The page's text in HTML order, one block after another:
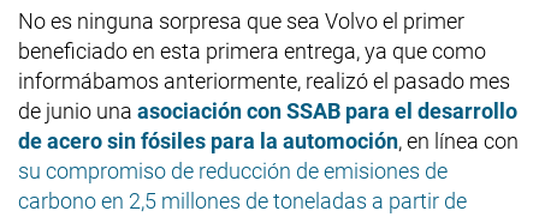
No es ninguna sorpresa que sea Volvo el primer
beneficiado en esta primera entrega, ya que como
informábamos anteriormente, realizó el pasado mes
de junio una asociación con SSAB para el desarrollo
de acero sin fósiles para la automoción, en línea con
su compromiso de reducción de emisiones de
carbono en 2,5 millones de toneladas a partir de